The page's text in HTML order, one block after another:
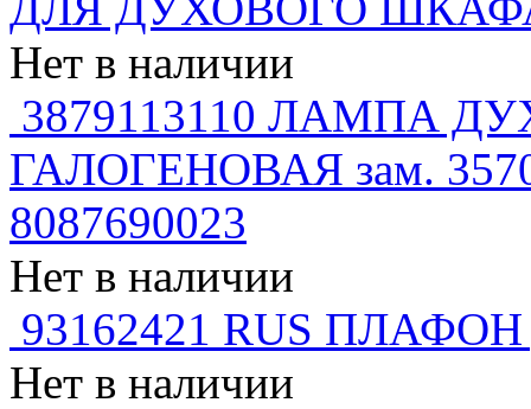
Нет в наличии
3879113110 ЛАМПА
ГАЛОГЕНОВАЯ зам.
8087690023
Нет в наличии
93162421 RUS
Нет в наличии